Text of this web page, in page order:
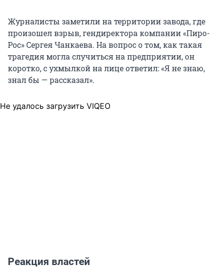
Журналисты заметили на территории завода, где
произошел взрыв, гендиректора компании «Пиро-
Рос» Сергея Чанкаева. На вопрос о том, как такая
трагедия могла случиться на предприятии, он
коротко, с ухмылкой на лице ответил: «Я не знаю,
знал бы — рассказал».
Не удалось загрузить VIQEO
Реакция властей